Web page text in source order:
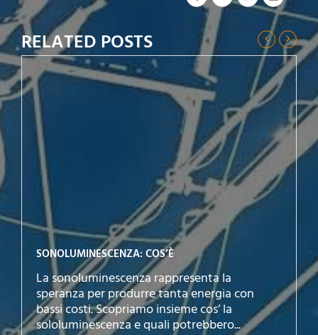
RELATED POSTS
SONOLUMINESCENZA: COS’È
La sonoluminescenza rappresenta la
speranza per produrre tanta energia con
bassi costi. Scopriamo insieme cos’ la
sololuminescenza e quali potrebbero...